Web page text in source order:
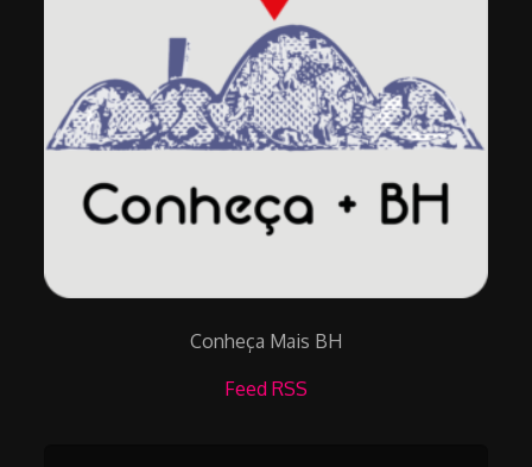
Conheça Mais BH
Feed RSS